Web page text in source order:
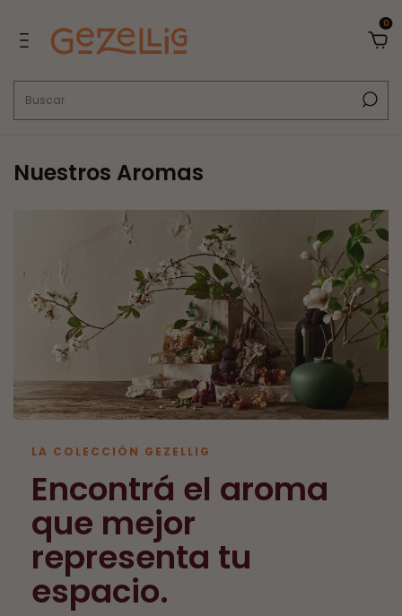
0
Nuestros Aromas
LA COLECCIÓN GEZELLIG
Encontrá el aroma
que mejor
representa tu
espacio.